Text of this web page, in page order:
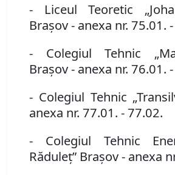
- Liceul Teoretic
Braşov- anexa nr. 75.01.
- Colegiul Tehnic
Braşov- anexa nr. 76.01.
- Colegiul Tehnic
anexa nr. 77.01. - 77.02.
- Colegiul Tehnic
Răduleţ” Braşov- anexa